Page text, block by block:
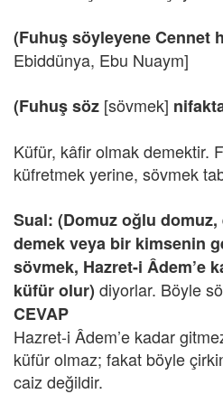
(Fuhuş söyleyene Cennet
Ebiddünya, Ebu Nuaym]
(Fuhuş söz [sövmek]
Küfür, kâfir olmak demektir.
küfretmek yerine, sövmek
Sual: (Domuz oğlu
demek veya bir kimsenin
sövmek, Hazret-i Âdem’e
küfür olur) diyorlar. Böyle
CEVAP
Hazret-i Âdem’e kadar
küfür olmaz; fakat böyle
caiz değildir.